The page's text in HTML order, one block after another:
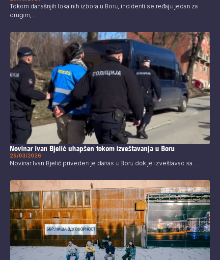
Tokom današnjih lokalnih izbora u Boru, incidenti se ređaju jedan za
drugim,...
Novinar Ivan Bjelić uhapšen tokom izveštavanja u Boru
29/03/2026
Novinar Ivan Bjelić priveden je danas u Boru dok je izveštavao sa...